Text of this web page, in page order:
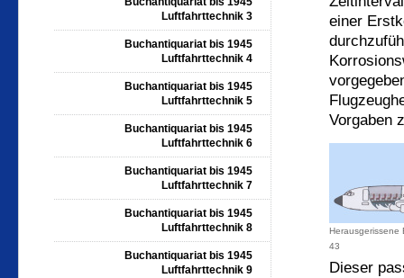
einer
Vorgaben
Herausgerissene
43
Dieser
Luftfahrttechnik 3
Buchantiquariat bis 1945
Luftfahrttechnik 4
Buchantiquariat bis 1945
Luftfahrttechnik 5
Buchantiquariat bis 1945
Luftfahrttechnik 6
Buchantiquariat bis 1945
Luftfahrttechnik 7
Buchantiquariat bis 1945
Luftfahrttechnik 8
Buchantiquariat bis 1945
Luftfahrttechnik 9